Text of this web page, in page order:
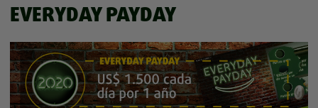
EVERYDAY PAYDAY